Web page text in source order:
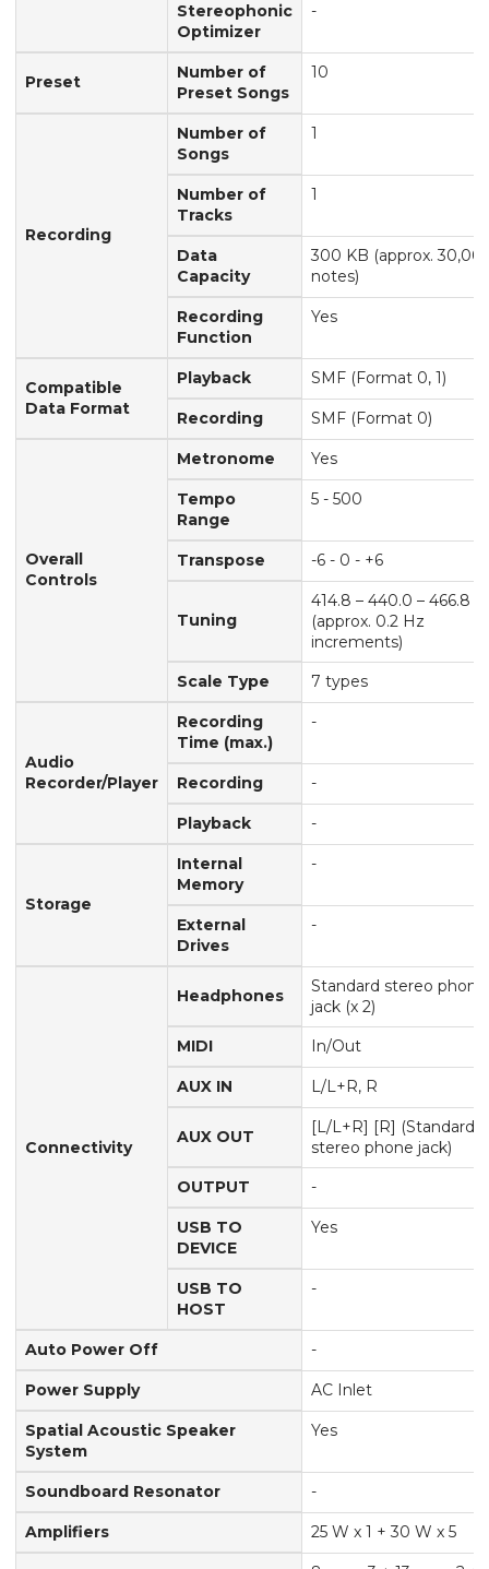
Stereophonic
Optimizer
-
Preset
Number of
Preset Songs
10
Recording
Number of
Songs
1
Number of
Tracks
1
Data
Capacity
300 KB (approx.
notes)
Recording
Function
Yes
Compatible
Data Format
Playback SMF (Format 0, 1)
Recording SMF (Format 0)
Overall
Controls
Metronome Yes
Tempo
Range
5 - 500
Transpose -6 - 0 - +6
Tuning
414.8 – 440.0 – 466.8
(approx. 0.2 Hz
increments)
Scale Type
7 types
Audio
Recorder/Player
Recording
Time (max.)
-
Recording -
Playback -
Storage
Internal
Memory
-
External
Drives
-
Connectivity
Headphones
Standard stereo phone
jack (x 2)
MIDI
In/Out
AUX IN L/L+R, R
AUX OUT
[L/L+R] [R] (Standard
stereo phone jack)
OUTPUT
-
USB TO
DEVICE
Yes
USB TO
HOST
-
Auto Power Off -
Power Supply AC Inlet
Spatial Acoustic Speaker
System
Yes
Soundboard Resonator -
Amplifiers 25 W x 1 + 30 W x 5